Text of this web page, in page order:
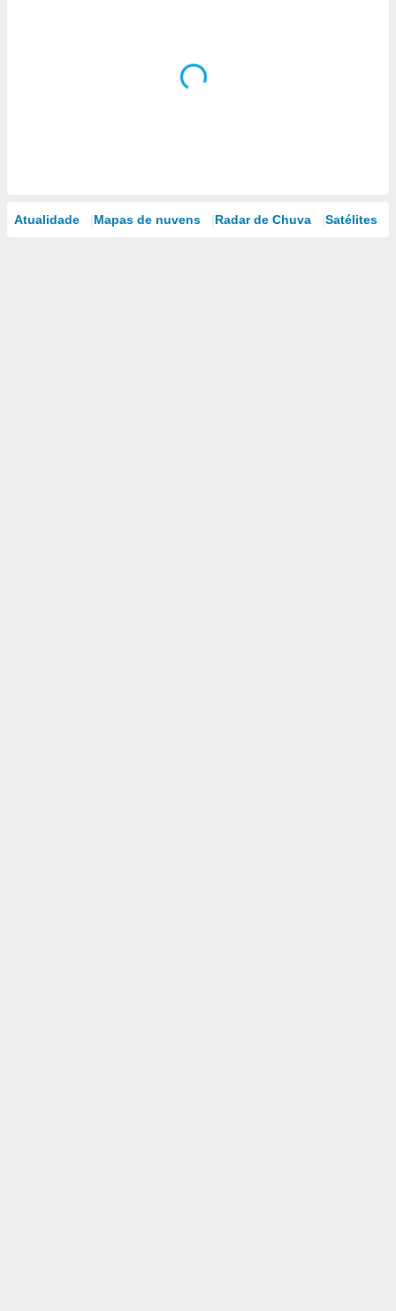
Atualidade Mapas de nuvens Radar de Chuva Satélites